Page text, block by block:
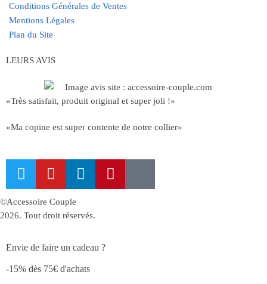
Conditions Générales de Ventes
Mentions Légales
Plan du Site
LEURS AVIS
«Très satisfait, produit original et super joli !»
«Ma copine est super contente de notre collier»
©Accessoire Couple
2026. Tout droit réservés.
Envie de faire un cadeau ?
-15% dès 75€ d'achats